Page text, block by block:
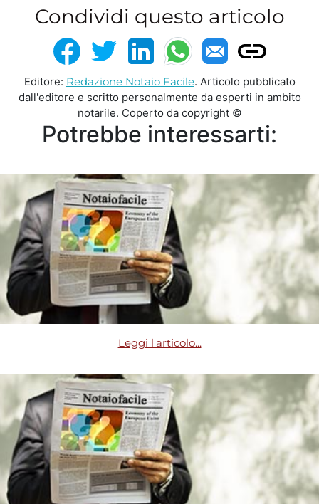
Condividi questo articolo
Editore: Redazione Notaio Facile. Articolo pubblicato
dall'editore e scritto personalmente da esperti in ambito
notarile. Coperto da copyright ©
Potrebbe interessarti:
Leggi l'articolo...